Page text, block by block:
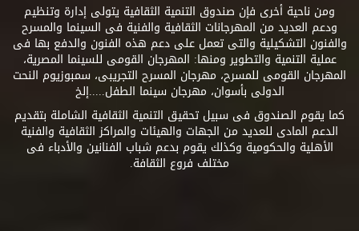
ومن ناحية أخرى فإن صندوق التنمية الثقافية يتولى إدارة وتنظيم
ودعم العديد من المهرجانات الثقافية والفنية فى السينما والمسرح
والفنون التشكيلية والتى تعمل على دعم هذه الفنون والدفع بها فى
عملية التنمية والتطوير ومنها: المهرجان القومى للسينما المصرية،
المهرجان القومى للمسرح، مهرجان المسرح التجريبى، سمبوزيوم النحت
الدولى بأسوان، مهرجان سينما الطفل.....إلخ
كما يقوم الصندوق فى سبيل تحقيق التنمية الثقافية الشاملة بتقديم
الدعم المادى للعديد من الجهات والهيئات والمراكز الثقافية والفنية
الأهلية والحكومية وكذلك يقوم بدعم شباب الفنانين والأدباء فى
مختلف فروع الثقافة.